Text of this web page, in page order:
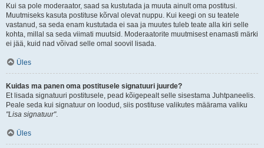
Kui sa pole moderaator, saad sa kustutada ja muuta ainult oma postitusi.
Muutmiseks kasuta postituse kõrval olevat nuppu. Kui keegi on su teatele
vastanud, sa seda enam kustutada ei saa ja muutes tuleb teate alla kiri selle
kohta, millal sa seda viimati muutsid. Moderaatorite muutmisest enamasti märki
ei jää, kuid nad võivad selle omal soovil lisada.
Üles
Kuidas ma panen oma postitusele signatuuri juurde?
Et lisada signatuuri postitusele, pead kõigepealt selle sisestama Juhtpaneelis.
Peale seda kui signatuur on loodud, siis postituse valikutes määrama valiku
"Lisa signatuur".
Üles